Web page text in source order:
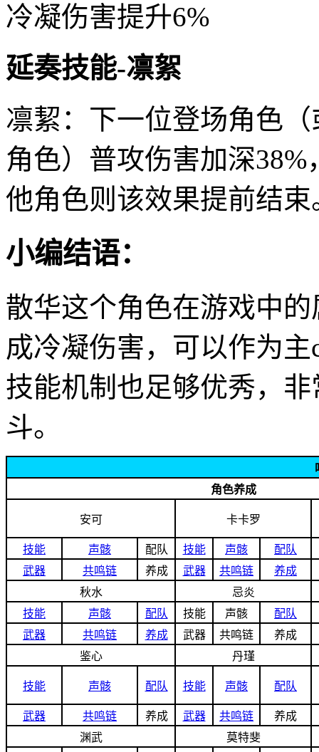
冷凝伤害提升6%
延奏技能-凛絮
凛絜：下一位登场角色
角色）普攻伤害加深
他角色则该效果提前结束
小编结语：
散华这个角色在游戏中
成冷凝伤害，可以作为
技能机制也足够优秀，
斗。
角色养成
安可 卡卡罗
技能 声骸 配队 技能 声骸
配队
武器
共鸣链 养成 武器 共鸣链
养成
秋水
忌炎
技能
声骸 配队 技能 声骸
配队
武器
共鸣链 养成 武器 共鸣链
养成
鉴心
丹瑾
技能 声骸 配队 技能 声骸 配队
武器 共鸣链 养成 武器 共鸣链
养成
渊武
莫特斐